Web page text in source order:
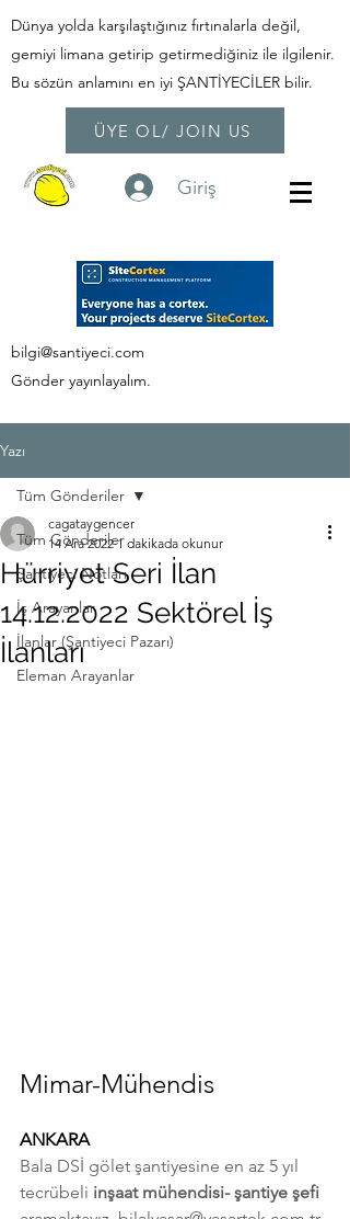
Dünya yolda karşılaştığınız fırtınalarla değil,
gemiyi limana getirip getirmediğiniz ile ilgilenir.
Bu sözün anlamını en iyi ŞANTİYECİLER bilir.
ÜYE OL/ JOIN US
Giriş
bilgi@santiyeci.com
Gönder yayınlayalım.
Yazı
Tüm Gönderiler
Şantiyeci Notları
İş Arayanlar
İlanlar (Şantiyeci Pazarı)
Eleman Arayanlar
Tüm Gönderiler
Hürriyet Seri İlan
14.12.2022 Sektörel İş
İlanları
cagataygencer
14 Ara 2022 1 dakikada okunur
Mimar-Mühendis
ANKARA
Bala DSİ gölet şantiyesine en az 5 yıl
tecrübeli inşaat mühendisi- şantiye şefi